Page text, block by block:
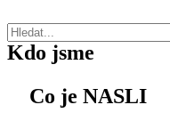
Kdo jsme
Co je NASLI